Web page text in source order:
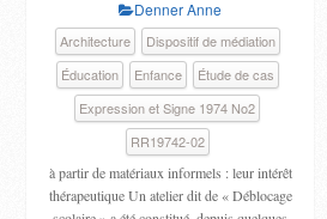
Denner Anne
Architecture
Dispositif de médiation
Éducation
Enfance
Étude de cas
Expression et Signe 1974 No2
RR19742-02
à partir de matériaux informels : leur intérêt
thérapeutique Un atelier dit de « Déblocage